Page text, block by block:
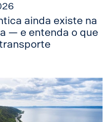
ainda existe na
— e entenda o que